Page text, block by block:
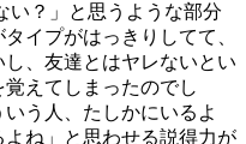
い？」と思うような部分
イプがはっきりしてて、
、友達とはヤレないとい
えてしまったのでし
う人、たしかにいるよ
ね」と思わせる説得力が